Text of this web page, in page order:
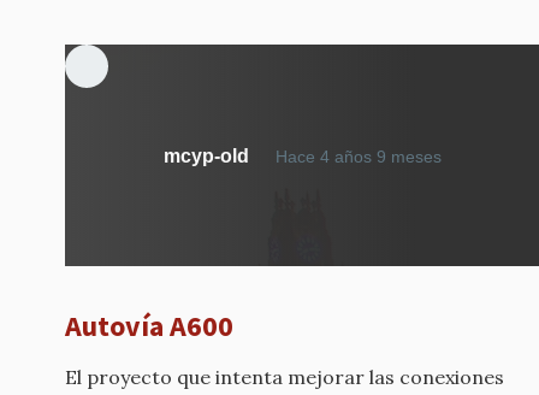
mcyp-old Hace 4 años 9 meses
Autovía A600
El proyecto que intenta mejorar las conexiones